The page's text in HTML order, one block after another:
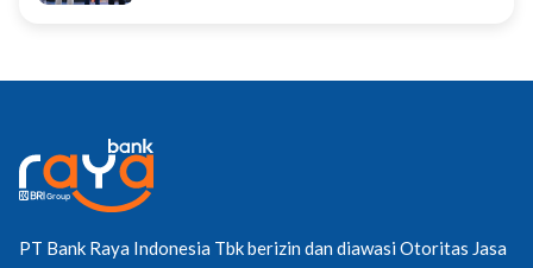
PT Bank Raya Indonesia Tbk berizin dan diawasi Otoritas Jasa